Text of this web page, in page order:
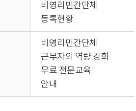
비영리민간단체
등록현황
비영리민간단체
근무자의 역량 강화
무료 전문교육
안내